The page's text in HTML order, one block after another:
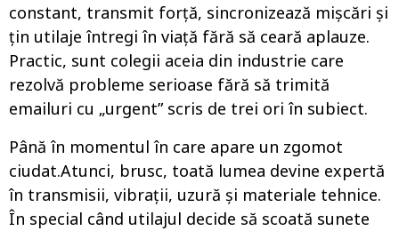
constant, transmit forță, sincronizează mișcări și
țin utilaje întregi în viață fără să ceară aplauze.
Practic, sunt colegii aceia din industrie care
rezolvă probleme serioase fără să trimită
emailuri cu „urgent” scris de trei ori în subiect.
Până în momentul în care apare un zgomot
ciudat.Atunci, brusc, toată lumea devine expertă
în transmisii, vibrații, uzură și materiale tehnice.
În special când utilajul decide să scoată sunete